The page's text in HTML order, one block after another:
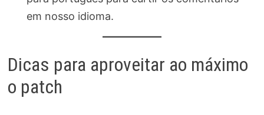
em nosso idioma.
Dicas para aproveitar ao máximo
o patch